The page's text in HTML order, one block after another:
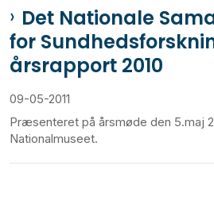
Det Nationale
for
årsrapport 2010
09-05-2011
Præsenteret på årsmøde den 5.maj
Nationalmuseet.